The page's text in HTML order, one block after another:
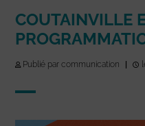
COUTAINVILLE
Publié par communication